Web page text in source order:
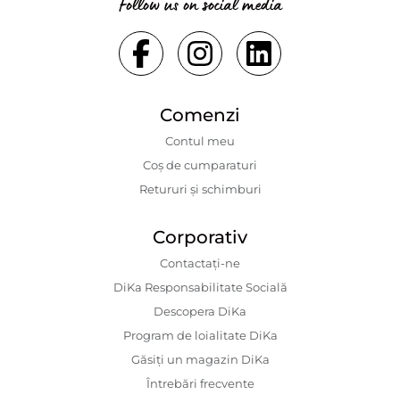
Comenzi
Contul meu
Coș de cumparaturi
Retururi și schimburi
Corporativ
Contactaţi-ne
DiKa Responsabilitate Socială
Descopera DiKa
Program de loialitate DiKa
Găsiți un magazin DiKa
Întrebări frecvente